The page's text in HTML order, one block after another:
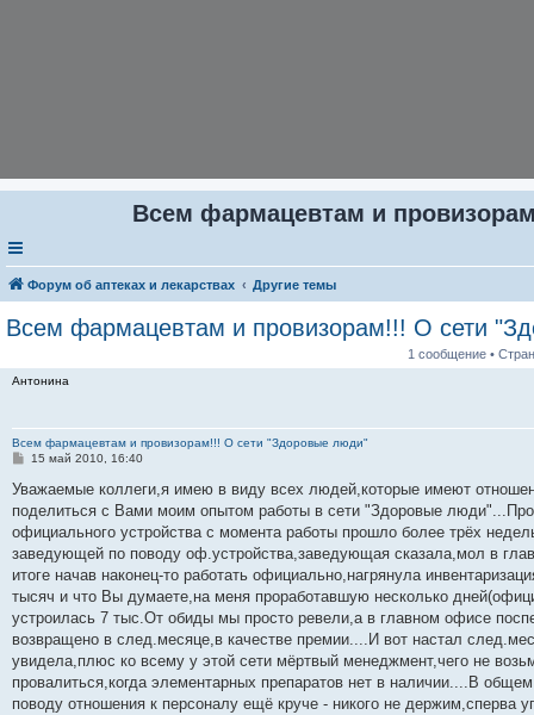
Всем фармацевтам и
Форум об аптеках и лекарствах Другие темы
Всем фармацевтам и провизорам!!! О сети
1 сообщение •
Антонина
Всем фармацевтам и провизорам!!! О сети "Здоровые люди"
С
о
щ
е
н
и
е
15 май 2010, 16:40
Уважаемые коллеги,я имею в виду всех людей,которые имеют
поделиться с Вами моим опытом работы в сети "Здоровые
официального устройства с момента работы прошло более трёх
заведующей по поводу оф.устройства,заведующая сказала,мол в
итоге начав наконец-то работать официально,нагрянула
тысяч и что Вы думаете,на меня проработавшую несколько
устроилась 7 тыс.От обиды мы просто ревели,а в главном офисе
возвращено в след.месяце,в качестве премии....И вот настал
увидела,плюс ко всему у этой сети мёртвый менеджмент,чего не
провалиться,когда элементарных препаратов нет в наличии....В
поводу отношения к персоналу ещё круче - никого не